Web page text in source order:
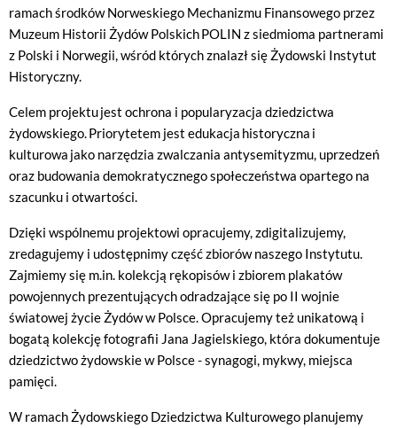
ramach środków Norweskiego Mechanizmu Finansowego przez
Muzeum Historii Żydów Polskich POLIN z siedmioma partnerami
z Polski i Norwegii, wśród których znalazł się Żydowski Instytut
Historyczny.
Celem projektu jest ochrona i popularyzacja dziedzictwa
żydowskiego. Priorytetem jest edukacja historyczna i
kulturowa jako narzędzia zwalczania antysemityzmu, uprzedzeń
oraz budowania demokratycznego społeczeństwa opartego na
szacunku i otwartości.
Dzięki wspólnemu projektowi opracujemy, zdigitalizujemy,
zredagujemy i udostępnimy część zbiorów naszego Instytutu.
Zajmiemy się m.in. kolekcją rękopisów i zbiorem plakatów
powojennych prezentujących odradzające się po II wojnie
światowej życie Żydów w Polsce. Opracujemy też unikatową i
bogatą kolekcję fotografii Jana Jagielskiego, która dokumentuje
dziedzictwo żydowskie w Polsce - synagogi, mykwy, miejsca
pamięci.
W ramach Żydowskiego Dziedzictwa Kulturowego planujemy